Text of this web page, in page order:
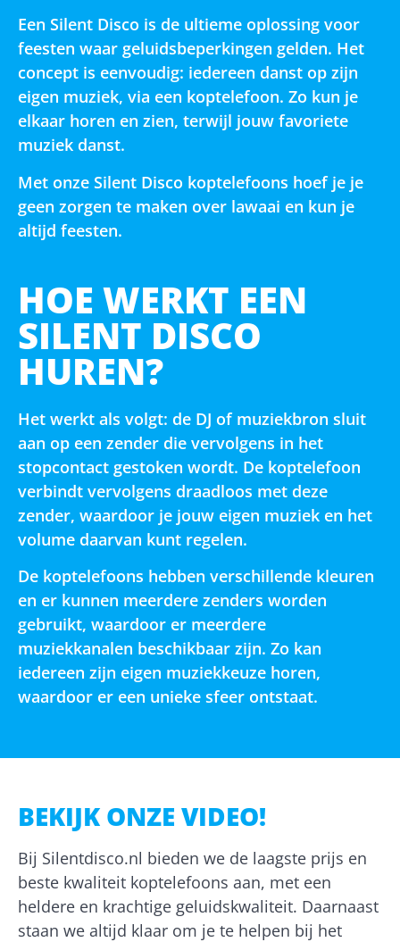
Een Silent Disco is de ultieme oplossing voor
feesten waar geluidsbeperkingen gelden. Het
concept is eenvoudig: iedereen danst op zijn
eigen muziek, via een koptelefoon. Zo kun je
elkaar horen en zien, terwijl jouw favoriete
muziek danst.
Met onze Silent Disco koptelefoons hoef je je
geen zorgen te maken over lawaai en kun je
altijd feesten.
HOE WERKT EEN
SILENT DISCO
HUREN?
Het werkt als volgt: de DJ of muziekbron sluit
aan op een zender die vervolgens in het
stopcontact gestoken wordt. De koptelefoon
verbindt vervolgens draadloos met deze
zender, waardoor je jouw eigen muziek en het
volume daarvan kunt regelen.
De koptelefoons hebben verschillende kleuren
en er kunnen meerdere zenders worden
gebruikt, waardoor er meerdere
muziekkanalen beschikbaar zijn. Zo kan
iedereen zijn eigen muziekkeuze horen,
waardoor er een unieke sfeer ontstaat.
BEKIJK ONZE VIDEO!
Bij Silentdisco.nl bieden we de laagste prijs en
beste kwaliteit koptelefoons aan, met een
heldere en krachtige geluidskwaliteit. Daarnaast
staan we altijd klaar om je te helpen bij het